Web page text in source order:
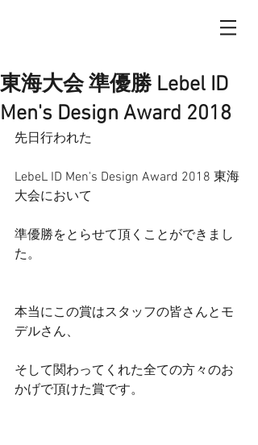
東海大会 準優勝 Lebel ID
Men's Design Award 2018
先日行われた
LebeL ID Men's Design Award 2018 東海
大会において
準優勝をとらせて頂くことができまし
た。
本当にこの賞はスタッフの皆さんとモ
デルさん、
そして関わってくれた全ての方々のお
かげで頂けた賞です。